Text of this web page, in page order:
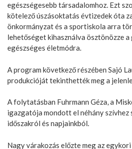
egészségesebb társadalomhoz. Ezt
kötelező úszásoktatás évtizedek óta
önkormányzat és a sportiskola arra
lehetőséget kihasználva ösztönözze a
egészséges életmódra.
A program következő részében Sajó
produkcióját tekinthették meg a
A folytatásban Fuhrmann Géza, a
igazgatója mondott el néhány szívhez
időszakról és napjainkból.
Nagy várakozás előzte meg az